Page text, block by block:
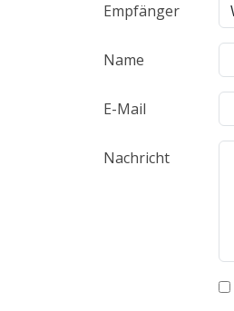
Empfänger
Name
E-Mail
Nachricht